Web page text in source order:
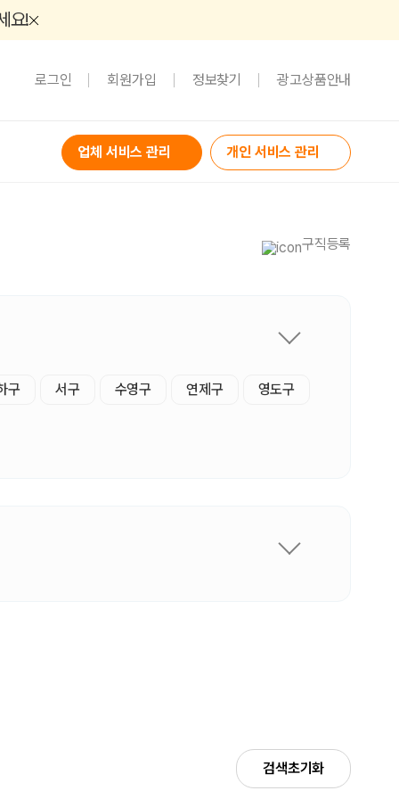
요!
로그인 회원가입 정보찾기 광고상품안내
업체 서비스 관리 개인 서비스 관리
구직등록
구 서구 수영구 연제구 영도구
검색초기화